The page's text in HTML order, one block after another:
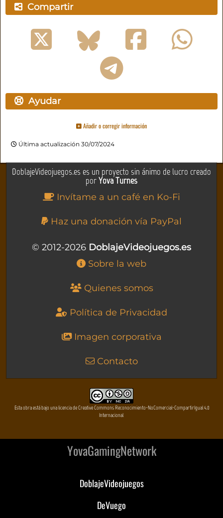
Compartir
Ayudar
Añadir o corregir información
Última actualización 30/07/2024
DoblajeVideojuegos.es es un proyecto sin ánimo de lucro creado
porYova Turnes
Invítame a un café en Ko-Fi
Haz una donación vía PayPal
© 2012-2026 DoblajeVideojuegos.es
Sobre la web
Quienes somos
Política de Privacidad
Imagen corporativa
Contacto
Esta obra está bajo una licencia de Creative Commons Reconocimiento-NoComercial-CompartirIgual 4.0
Internacional
YovaGamingNetwork
DoblajeVideojuegos
DeVuego